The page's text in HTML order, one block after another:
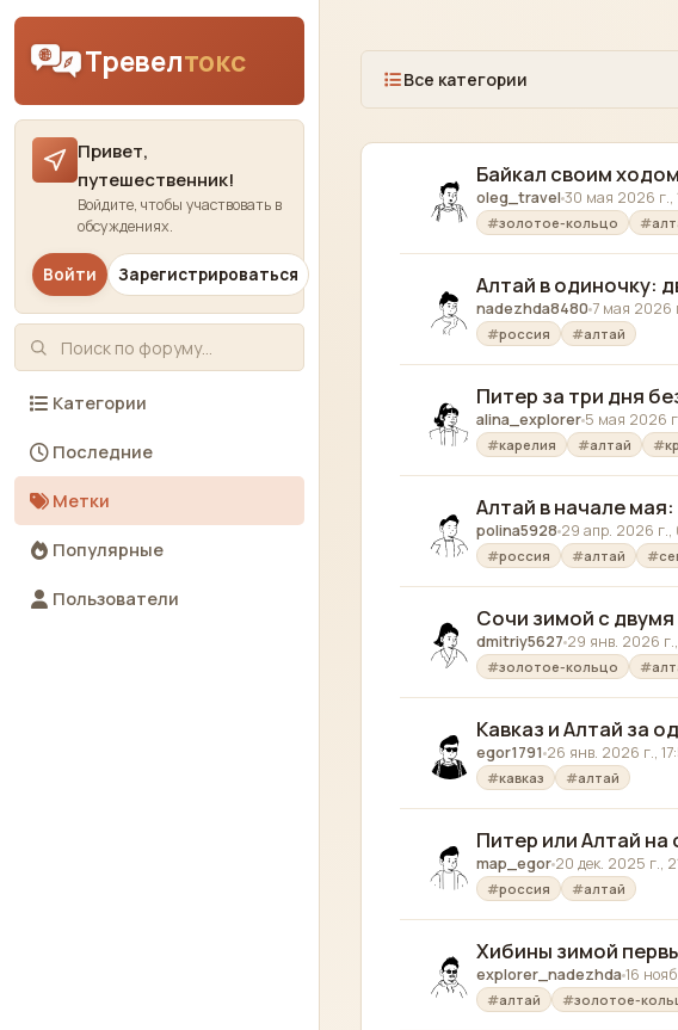
Skip to content
Тревелтокс
Привет,
путешественник!
Войдите, чтобы участвовать в
обсуждениях.
Войти Зарегистрироваться
Категории
Последние
Метки
Популярные
Пользователи
Все категории
Байкал своим
oleg_travel 30 мая 2026 г.,
золотое-кольцо
Алтай в одиночку:
nadezhda8480 7 мая 2026
россия алтай
Питер за три дня
alina_explorer 5 мая 2026
карелия алтай
Алтай в начале
polina5928 29 апр. 2026 г.,
россия алтай
Сочи зимой с
dmitriy5627 29 янв. 2026
золотое-кольцо
Кавказ и Алтай за
egor1791 26 янв. 2026 г.,
кавказ алтай
Питер или Алтай
map_egor 20 дек. 2025 г.,
россия алтай
Хибины зимой
explorer_nadezhda 16
алтай золотое-